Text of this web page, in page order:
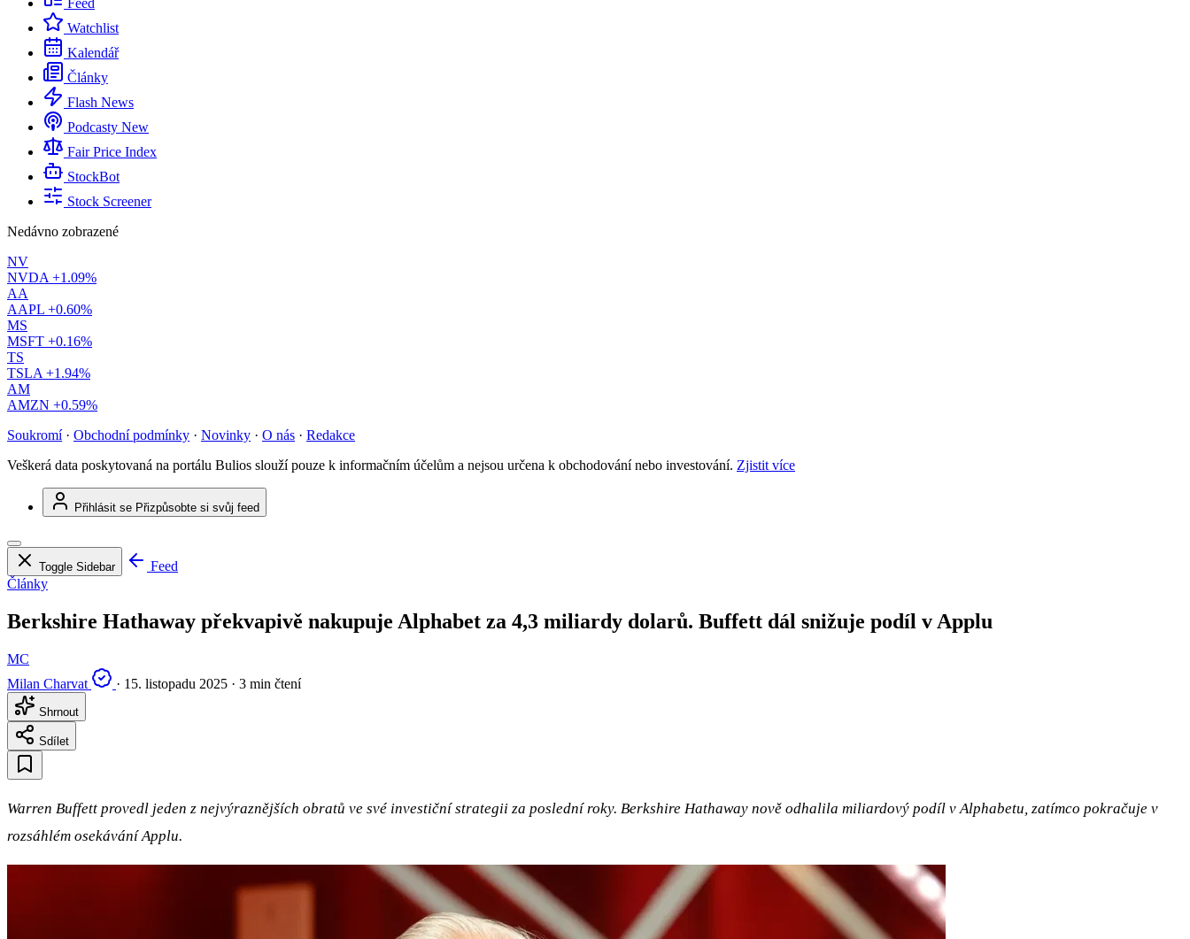
Feed
Watchlist
Kalendář
Články
Flash News
Podcasty New
Fair Price Index
StockBot
Stock Screener
Nedávno zobrazené
NV
NVDA +1.09%
AA
AAPL +0.60%
MS
MSFT +0.16%
TS
TSLA +1.94%
AM
AMZN +0.59%
Soukromí · Obchodní podmínky · Novinky · O nás · Redakce
Veškerá data poskytovaná na portálu Bulios slouží pouze k informačním účelům a nejsou určena k obchodování nebo investování. Zjistit více
Přihlásit se Přizpůsobte si svůj feed
Toggle Sidebar
Feed
Články
Berkshire Hathaway překvapivě nakupuje Alphabet za 4,3 miliardy dolarů. Buffett dál snižuje podíl v Applu
MC
Milan Charvat
· 15. listopadu 2025 · 3 min čtení
Shrnout
Sdílet
Warren Buffett provedl jeden z nejvýraznějších obratů ve své investiční strategii za poslední roky. Berkshire Hathaway nově odhalila miliardový podíl v Alphabetu, zatímco pokračuje v
rozsáhlém osekávání Applu.